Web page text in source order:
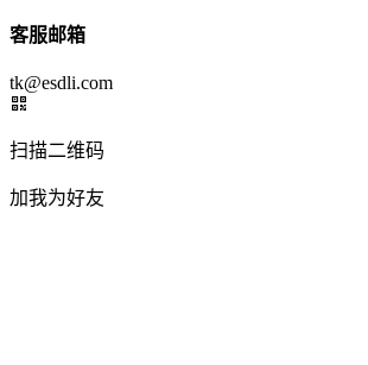
客服邮箱
tk@esdli.com
扫描二维码
加我为好友